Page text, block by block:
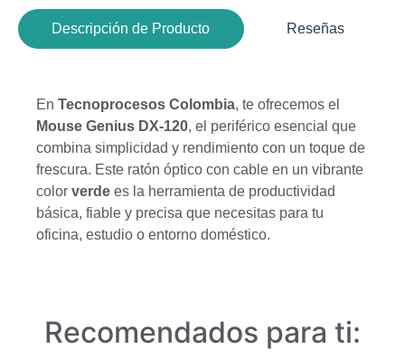
Descripción de Producto Reseñas
En Tecnoprocesos Colombia, te ofrecemos el
Mouse Genius DX-120, el periférico esencial que
combina simplicidad y rendimiento con un toque de
frescura. Este ratón óptico con cable en un vibrante
color verde es la herramienta de productividad
básica, fiable y precisa que necesitas para tu
oficina, estudio o entorno doméstico.
Recomendados para ti: